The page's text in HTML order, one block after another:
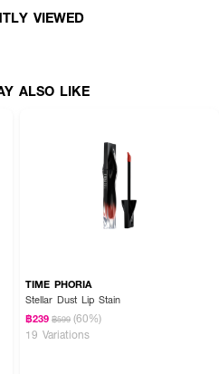
VIEWED
ALSO LIKE
TIME PHORIA
Stellar Dust Lip Stain
฿239 ฿599 (60%)
19 Variations